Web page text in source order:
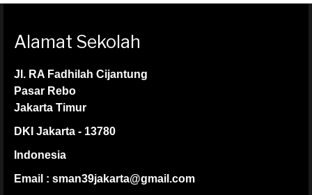
Alamat Sekolah
Jl. RA Fadhilah Cijantung
Pasar Rebo
Jakarta Timur
DKI Jakarta - 13780
Indonesia
Email : sman39jakarta@gmail.com